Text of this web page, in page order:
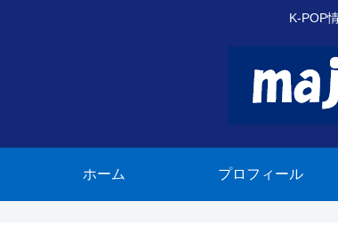
K-POP
ホーム プロフィール